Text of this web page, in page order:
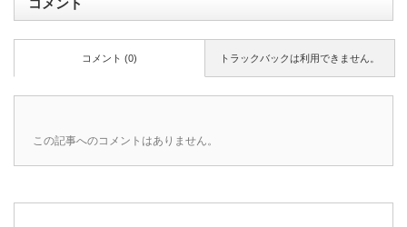
コメント
トラックバックは利用できません。
コメント (0)
この記事へのコメントはありません。